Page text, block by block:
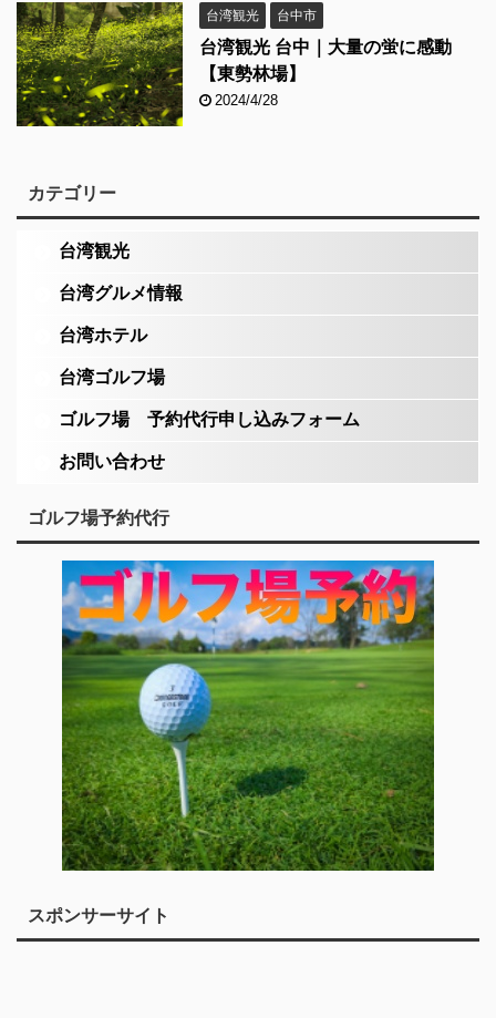
台湾観光 台中市
台湾観光 台中｜大量の蛍に感動
【東勢林場】
2024/4/28
カテゴリー
台湾観光
台湾グルメ情報
台湾ホテル
台湾ゴルフ場
ゴルフ場 予約代行申し込みフォーム
お問い合わせ
ゴルフ場予約代行
スポンサーサイト